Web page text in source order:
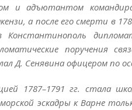
и адъютантом
а после его смерти в
Константинополь
поручения
Д. Сенявина офицером по
1787–1791 гг. стала
эскадры к Варне